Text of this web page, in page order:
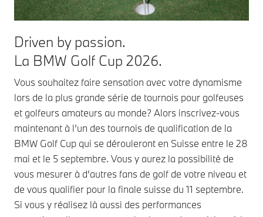
Driven by passion.
La BMW Golf Cup 2026.
Vous souhaitez faire sensation avec votre dynamisme
lors de la plus grande série de tournois pour golfeuses
et golfeurs amateurs au monde? Alors inscrivez-vous
maintenant à l’un des tournois de qualification de la
BMW Golf Cup qui se dérouleront en Suisse entre le 28
mai et le 5 septembre. Vous y aurez la possibilité de
vous mesurer à d’autres fans de golf de votre niveau et
de vous qualifier pour la finale suisse du 11 septembre.
Si vous y réalisez là aussi des performances